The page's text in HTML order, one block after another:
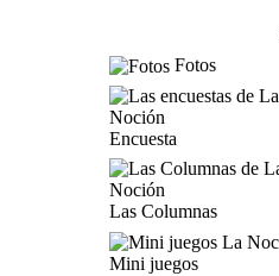
Fotos
Encuesta
Las Columnas
Mini juegos